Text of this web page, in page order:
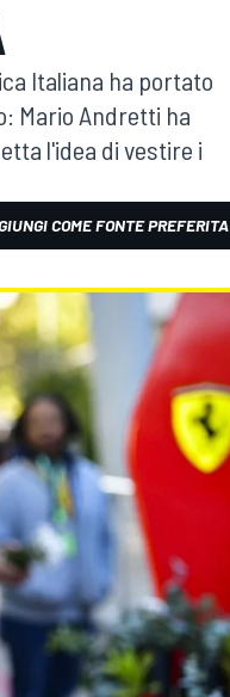
Italiana ha portato
Mario Andretti ha
l'idea di vestire i
COME FONTE PREFERITA